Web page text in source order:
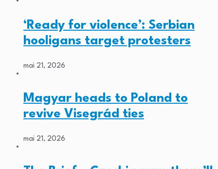
‘Ready for violence’: Serbian
hooligans target protesters
mai 21, 2026
Magyar heads to Poland to
revive Visegrád ties
mai 21, 2026